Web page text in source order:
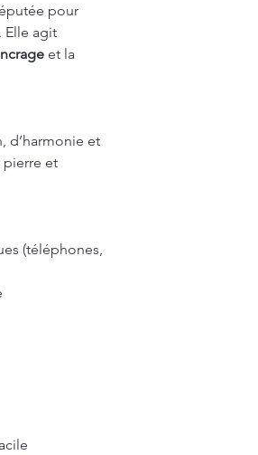
pour
Elle agit
et la
d’harmonie et
pierre et
(téléphones,